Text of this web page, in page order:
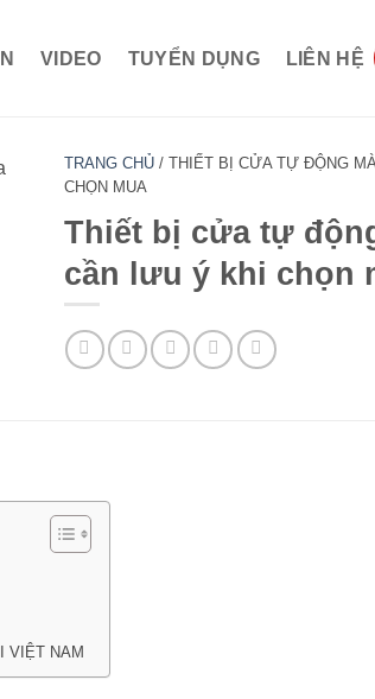
VIDEO TUYỂN DỤNG LIÊN HỆ
TRANG CHỦ/ THIẾT BỊ CỬA TỰ ĐỘNG
CHỌN MUA
Thiết bị cửa tự
cần lưu ý khi chọn
VIỆT NAM